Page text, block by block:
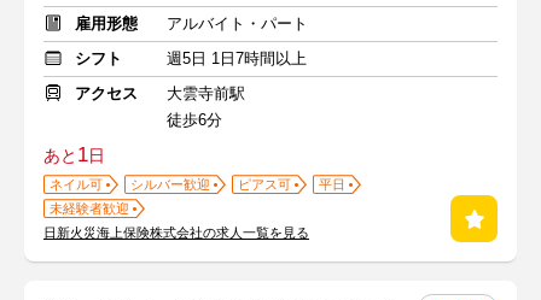
雇用形態
アルバイト・パート
シフト
週5日 1日7時間以上
アクセス
大雲寺前駅
徒歩6分
あと 1日
ネイル可 シルバー歓迎 ピアス可
平日
未経験者歓迎
日新火災海上保険株式会社の求人一覧を見る